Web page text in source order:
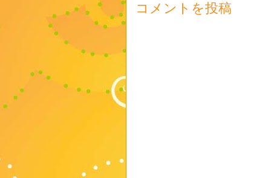
コメントを投稿